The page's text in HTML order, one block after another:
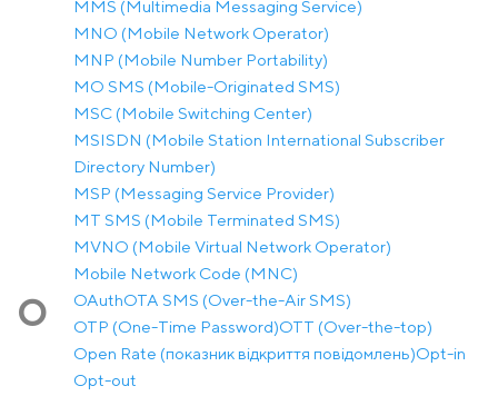
MMS (Multimedia Messaging Service)
MNO (Mobile Network Operator)
MNP (Mobile Number Portability)
MO SMS (Mobile-Originated SMS)
MSC (Mobile Switching Center)
MSISDN (Mobile Station International Subscriber
Directory Number)
MSP (Messaging Service Provider)
MT SMS (Mobile Terminated SMS)
MVNO (Mobile Virtual Network Operator)
Mobile Network Code (MNC)
O OAuthOTA SMS (Over-the-Air SMS)
OTP (One-Time Password)OTT (Over-the-top)
Open Rate (показник відкриття повідомлень)Opt-in
Opt-out